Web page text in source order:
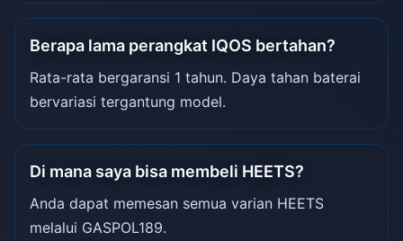
Berapa lama perangkat IQOS bertahan?
Rata-rata bergaransi 1 tahun. Daya tahan baterai
bervariasi tergantung model.
Di mana saya bisa membeli HEETS?
Anda dapat memesan semua varian HEETS
melalui GASPOL189.